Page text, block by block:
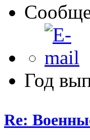
Год
Re: